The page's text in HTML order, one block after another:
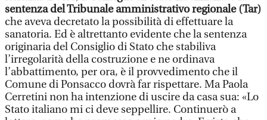
sentenza del Tribunale amministrativo regionale (Tar)
che aveva decretato la possibilità di effettuare la
sanatoria. Ed è altrettanto evidente che la sentenza
originaria del Consiglio di Stato che stabiliva
l’irregolarità della costruzione e ne ordinava
l’abbattimento, per ora, è il provvedimento che il
Comune di Ponsacco dovrà far rispettare. Ma Paola
Cerretini non ha intenzione di uscire da casa sua: «Lo
Stato italiano mi ci deve seppellire. Continuerò a